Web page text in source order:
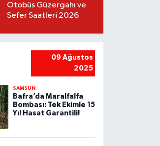
Otobüs Güzergahı ve
Sefer Saatleri 2026
09 Ağustos
2025
SAMSUN
Bafra’da Maralfalfa
Bombası: Tek Ekimle 15
Yıl Hasat Garantili!